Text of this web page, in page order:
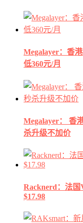
Megalayer：香
低360元/月
Megalayer： 香
杀升级不加价
Racknerd：法国
$17.98